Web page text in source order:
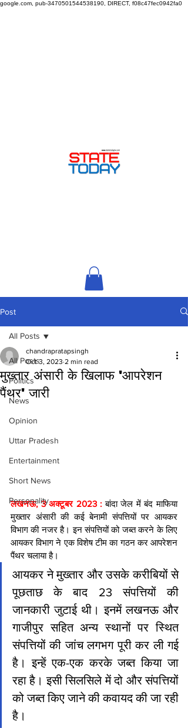
google.com, pub-3470501544538190, DIRECT, f08c47fec0942fa0
Post
All Posts
Politics
News
Opinion
Uttar Pradesh
Entertainment
Short News
Personality
All Posts
मुख्तार अंसारी के खिलाफ 'आपरेशन
पैंथर' जारी
chandrapratapsingh
Oct 3, 2023 2 min read
लखनऊ, 3 अक्टूबर 2023 : बांदा जेल में बंद माफिया
मुख्तार अंसारी की कई बेनामी संपत्तियों पर आयकर
विभाग की नजर है। इन संपत्तियों को जब्त करने के लिए
आयकर विभाग ने एक विशेष टीम का गठन कर आपरेशन
पैंथर चलाया है।
आयकर ने मुख्तार और उसके करीबियों से
पूछताछ के बाद 23 संपत्तियों की
जानकारी जुटाई थी। इनमें लखनऊ और
गाजीपुर सहित अन्य स्थानों पर स्थित
संपत्तियों की जांच लगभग पूरी कर ली गई
है। इन्हें एक-एक करके जब्त किया जा
रहा है। इसी सिलसिले में दो और संपत्तियों
को जब्त किए जाने की कवायद की जा रही
है।